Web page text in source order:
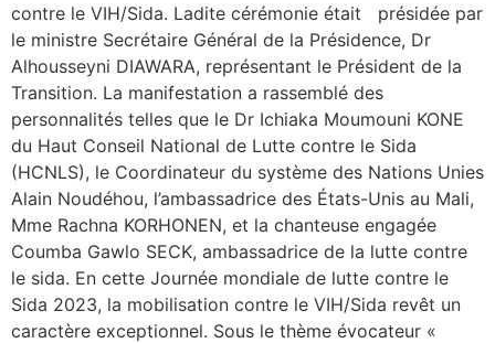
contre le VIH/Sida. Ladite cérémonie était présidée par
le ministre Secrétaire Général de la Présidence, Dr
Alhousseyni DIAWARA, représentant le Président de la
Transition. La manifestation a rassemblé des
personnalités telles que le Dr Ichiaka Moumouni KONE
du Haut Conseil National de Lutte contre le Sida
(HCNLS), le Coordinateur du système des Nations Unies
Alain Noudéhou, l’ambassadrice des États-Unis au Mali,
Mme Rachna KORHONEN, et la chanteuse engagée
Coumba Gawlo SECK, ambassadrice de la lutte contre
le sida. En cette Journée mondiale de lutte contre le
Sida 2023, la mobilisation contre le VIH/Sida revêt un
caractère exceptionnel. Sous le thème évocateur «